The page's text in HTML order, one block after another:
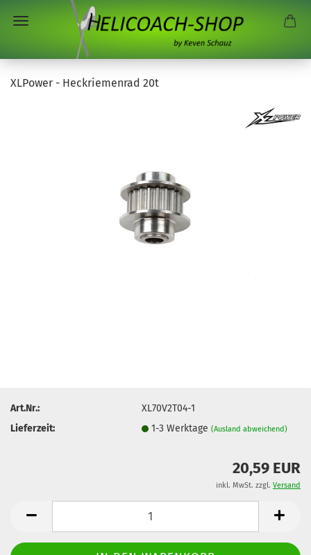
XLPower - Heckriemenrad 20t
Art.Nr.:
XL70V2T04-1
Lieferzeit:
1-3 Werktage(Ausland abweichend)
20,59 EUR
inkl. MwSt. zzgl. Versand